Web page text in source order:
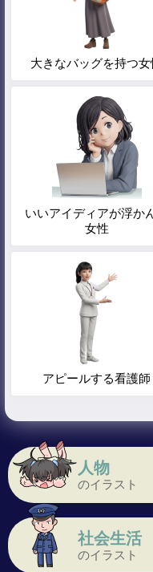
人物
のイラスト
社会生活
のイラスト
大きなバッグを持つ女
いいアイディアが浮か
女性
アピールする看護師